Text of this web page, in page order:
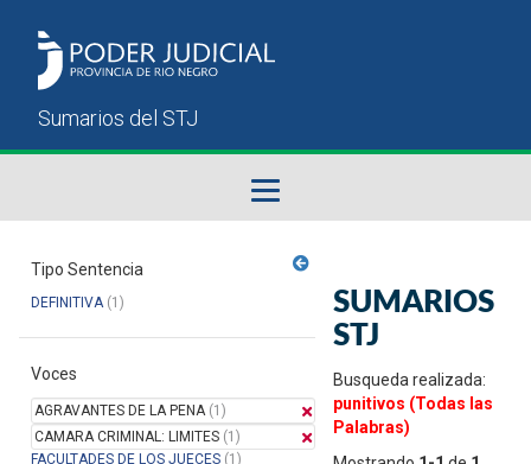
Sumarios del STJ
Manual del Usuario
Tipo Sentencia
DEFINITIVA(1)
Voces
AGRAVANTES DE LA PENA(1)
CAMARA CRIMINAL: LIMITES (1)
FACULTADES DE LOS JUECES (1)
SUMARIOS
STJ
Busqueda realizada:
punitivos (Todas las
Palabras)